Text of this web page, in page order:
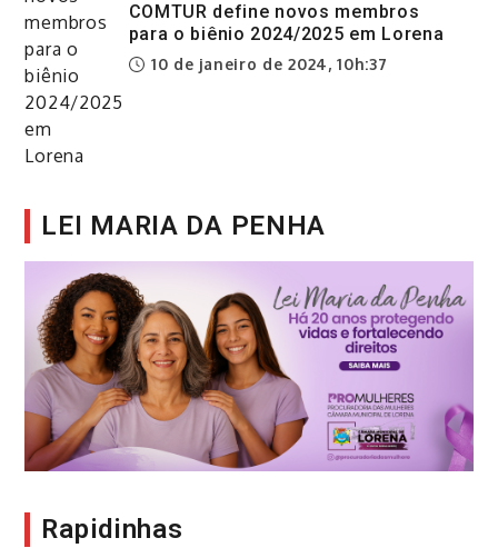
COMTUR define novos membros
para o biênio 2024/2025 em Lorena
10 de janeiro de 2024, 10h:37
LEI MARIA DA PENHA
Rapidinhas